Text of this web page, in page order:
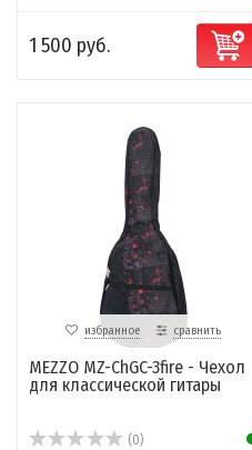
1 500 руб.
избранное сравнить
MEZZO MZ-ChGC-3fire - Чехол
для классической гитары
(0)